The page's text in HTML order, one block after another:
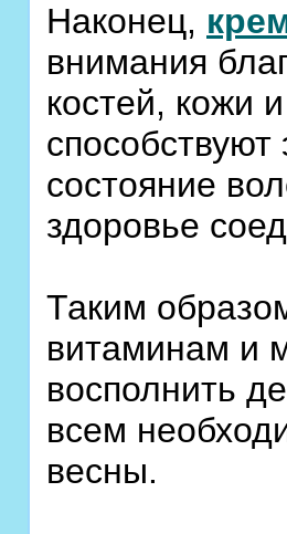
Наконец,
внимания
костей, кожи
состояние
здоровье
Таким
витаминам и
восполнить
всем
весны.